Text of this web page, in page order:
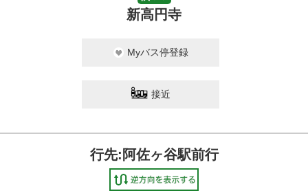
新高円寺
Myバス停登録
接近
行先:阿佐ヶ谷駅前行